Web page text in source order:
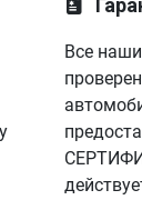
Все